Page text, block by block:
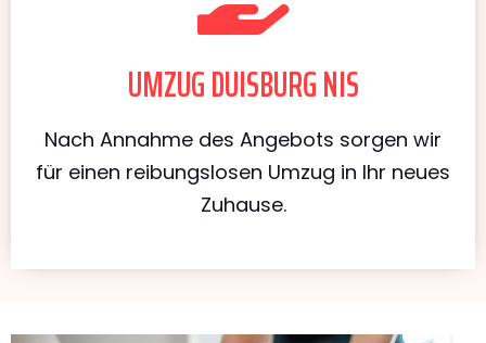
UMZUG DUISBURG NIS
Nach Annahme des Angebots sorgen wir
für einen reibungslosen Umzug in Ihr neues
Zuhause.